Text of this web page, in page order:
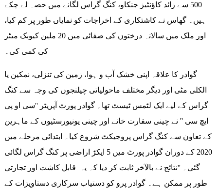
500 سے زائد کاؤنٹیز جنکاو، کنگ گراس لگانے میں حصہ لے چکے
ہیں۔ گھاس نے کاشتکاری کے اخراجات کو نمایاں طور پر کم کیا،
اور ملک میں سالانہ درختوں کی صفائی میں 20 ملین کیوبک میٹر
کی کمی کی۔
گوادر کا علاقہ اپنی خشک آب و ہوا، زمین کی تنزلی، نمکین یا
الکلی مٹی اور دیگر مختلف ماحولیاتی چیلنجوں کی وجہ سے کنگ
گراس کے لیے ایک لٹمس ٹیسٹ تھا۔ گوادر پورٹ آپریٹر ''سی او پی
ایچ سی '' نے چینی سفارت خانے اور چینی یونیورسٹیوں کے ماہرین
کے تعاون سے کنگ گراس پروجیکٹ شروع کیا۔ ابتدائی مرحلے میں
2020 کے دوران گوادر پورٹ میں 5 ایکڑ اراضی پر کنگ گراس لگائی
گئی۔ ''نتائج نے بالآخر ثابت کر دیا کہ یہ قابل کاشت اور تجارتی
طور پر ممکن ہے۔ گوادر پرو کو دستیاب سرکاری دستاویزات کے